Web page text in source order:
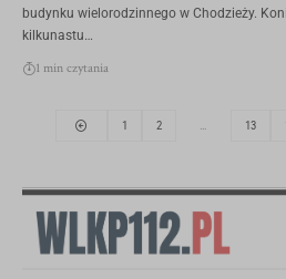
budynku wielorodzinnego w Chodzieży.
kilkunastu…
1 min czytania
1 2 13